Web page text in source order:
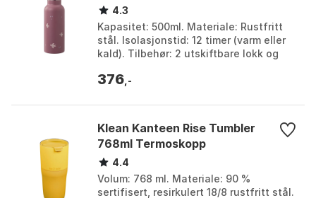
4.3
Kapasitet: 500ml. Materiale: Rustfritt
stål. Isolasjonstid: 12 timer (varm eller
kald). Tilbehør: 2 utskiftbare lokk og
St...
376 ,-
Klean Kanteen Rise Tumbler
768ml Termoskopp
4.4
Volum: 768 ml. Materiale: 90 %
sertifisert, resirkulert 18/8 rustfritt stål.